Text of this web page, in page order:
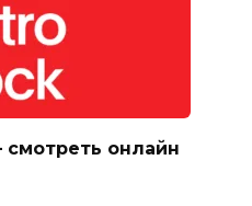
смотреть онлайн